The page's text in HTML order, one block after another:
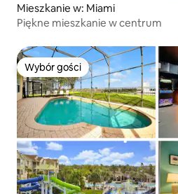
Mieszkanie w: Miami
Piękne mieszkanie w centrum
Wybór gości
Wybór gości